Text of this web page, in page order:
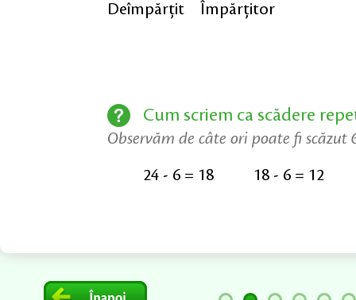
Deîmpărțit Împărțitor
Cum scriem ca scădere
Observăm de câte ori poate fi scăzut
24 - 6 = 18 18 - 6 = 12